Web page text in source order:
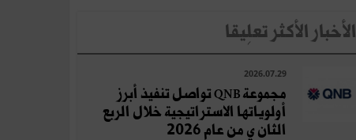
الأخبار الأكثر تعلِيقا
2026.07.29
مجموعة QNB تواصل تنفيذ أبرز
أولوياتها الاستراتيجية خلال الربع
الثان ي من عام 2026